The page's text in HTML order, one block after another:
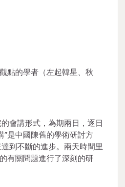
點的學者（左起韓星、秋
會講形式，為期兩日，逐日
”是中國陳舊的學術研討方
到不斷的進步。兩天時間里
有關問題進行了深刻的研